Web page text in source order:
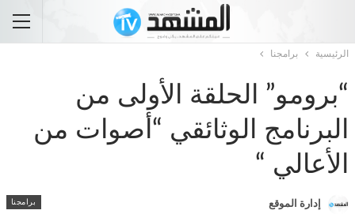
الرئيسية برامجنا
“برومو” الحلقة الأولى من
البرنامج الوثائقي “أصوات من
الأعالي “
برامجنا إدارة الموقع